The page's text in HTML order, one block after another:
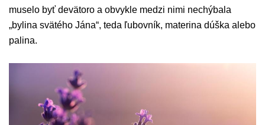
muselo byť devätoro a obvykle medzi nimi nechýbala
„bylina svätého Jána“, teda ľubovník, materina dúška alebo
palina.